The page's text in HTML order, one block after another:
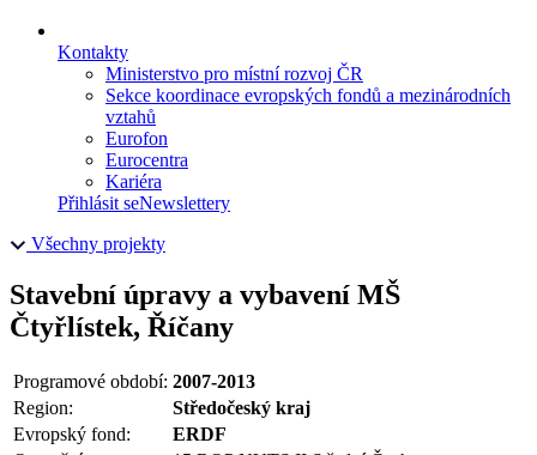
Kontakty
Ministerstvo pro místní rozvoj ČR
Sekce koordinace evropských fondů a mezinárodních
vztahů
Eurofon
Eurocentra
Kariéra
Přihlásit seNewslettery
Všechny projekty
Stavební úpravy a vybavení MŠ
Čtyřlístek, Říčany
Programové období: 2007-2013
Region:
Středočeský kraj
Evropský fond:
ERDF